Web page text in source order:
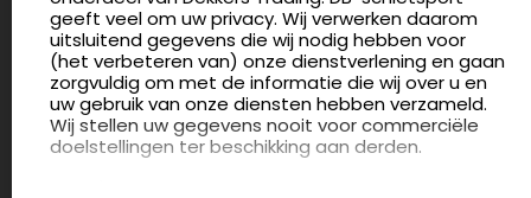
info@db-schietsport.nl
Openingstijden
Dinsdag en donderdag: 13:00 - 17:00 én 18:00 - 21:00
uur
geeft veel om uw privacy. Wij verwerken daarom
uitsluitend gegevens die wij nodig hebben voor
(het verbeteren van) onze dienstverlening en gaan
zorgvuldig om met de informatie die wij over u en
uw gebruik van onze diensten hebben verzameld.
Wij stellen uw gegevens nooit voor commerciële
doelstellingen ter beschikking aan derden.